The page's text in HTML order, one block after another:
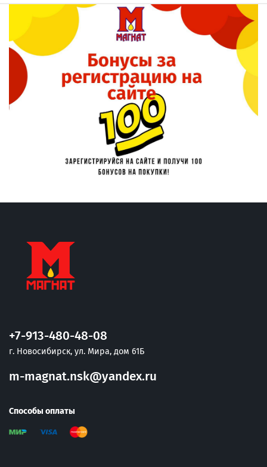
+7-913-480-48-08
г. Новосибирск, ул. Мира, дом 61Б
m-magnat.nsk@yandex.ru
Способы оплаты